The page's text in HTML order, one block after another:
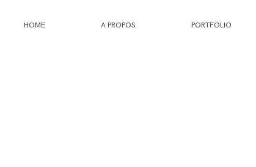
HOME A PROPOS PORTFOLIO